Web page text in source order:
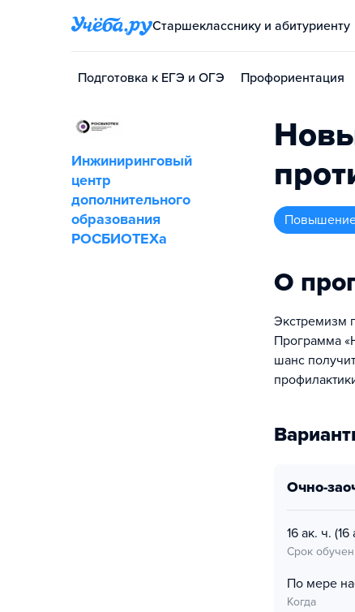
Старшекласснику и абитуриенту
Подготовка к ЕГЭ и ОГЭ Профориентация
Инжиниринговый
центр
дополнительного
образования
РОСБИОТЕХа
О
Экстремизм
Программа
шанс
очно-
16 ак. ч. (16
Срок
По мере
Когда